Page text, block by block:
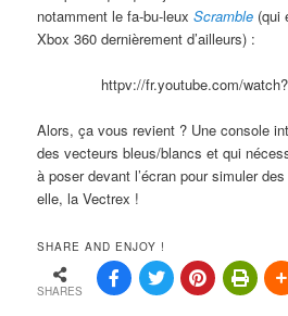
notamment le fa-bu-leuxScramble (qui
Xbox 360 dernièrement d’ailleurs) :
httpv://fr.youtube.com/
Alors, ça vous revient ? Une console
des vecteurs bleus/blancs et qui
à poser devant l’écran pour simuler
elle, la Vectrex !
SHARE AND ENJOY !
SHARES